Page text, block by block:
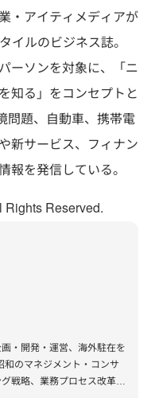
・アイティメディアが
イルのビジネス誌。
ーソンを対象に、「ニ
知る」をコンセプトと
問題、自動車、携帯電
新サービス、フィナン
報を発信している。
Rights Reserved.
・開発・運営、海外駐在を
のマネジメント・コンサ
戦略、業務プロセス改革な